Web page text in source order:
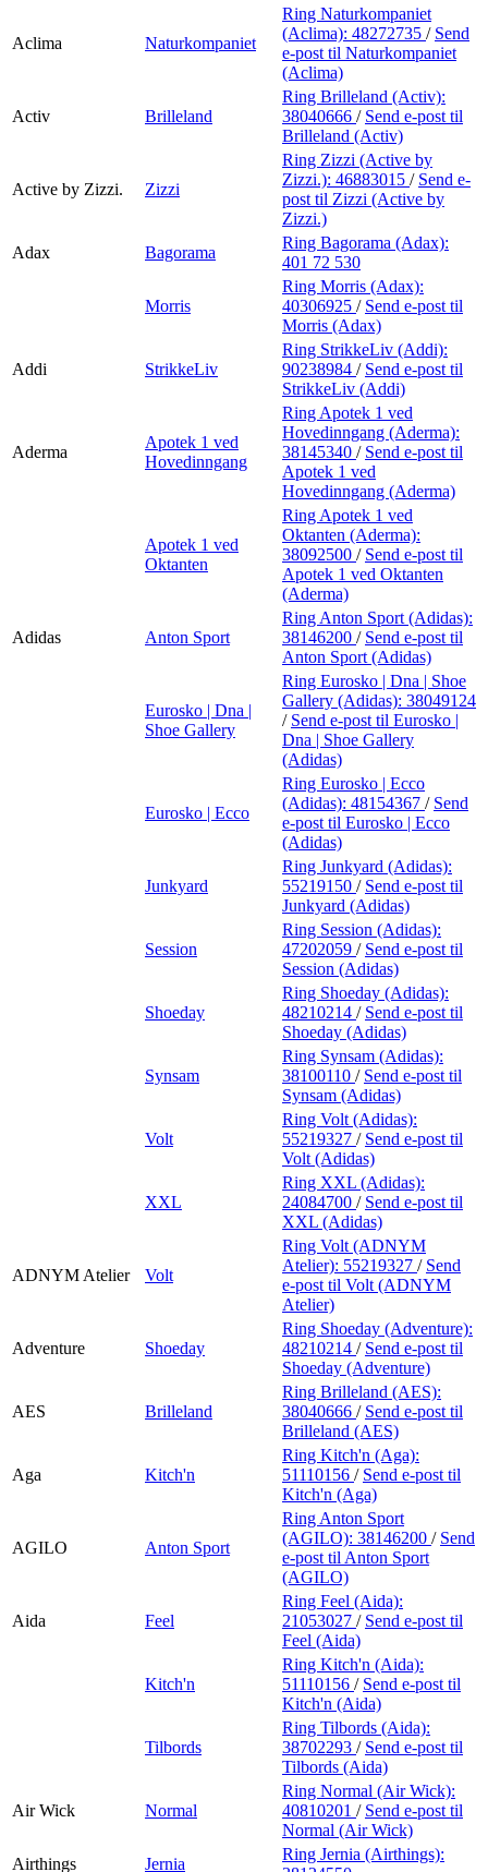
Aclima Naturkompaniet
Ring Naturkompaniet
(Aclima): 48272735 / Send
e-post til Naturkompaniet
(Aclima)
Activ Brilleland
Ring Brilleland (Activ):
38040666 / Send e-post til
Brilleland (Activ)
Active by Zizzi. Zizzi
Ring Zizzi (Active by
Zizzi.): 46883015 / Send e-
post til Zizzi (Active by
Zizzi.)
Adax
Bagorama
Ring Bagorama (Adax):
401 72 530
Morris
Ring Morris (Adax):
40306925 / Send e-post til
Morris (Adax)
Addi StrikkeLiv
Ring StrikkeLiv (Addi):
90238984 / Send e-post til
StrikkeLiv (Addi)
Aderma
Apotek 1 ved
Hovedinngang
Ring Apotek 1 ved
Hovedinngang (Aderma):
38145340 / Send e-post til
Apotek 1 ved
Hovedinngang (Aderma)
Apotek 1 ved
Oktanten
Ring Apotek 1 ved
Oktanten (Aderma):
38092500 / Send e-post til
Apotek 1 ved Oktanten
(Aderma)
Adidas Anton Sport
Ring Anton Sport (Adidas):
38146200 / Send e-post til
Anton Sport (Adidas)
Eurosko | Dna |
Shoe Gallery
Ring Eurosko | Dna | Shoe
Gallery (Adidas): 38049124
/ Send e-post til Eurosko |
Dna | Shoe Gallery
(Adidas)
Eurosko | Ecco
Ring Eurosko | Ecco
(Adidas): 48154367 / Send
e-post til Eurosko | Ecco
(Adidas)
Junkyard
Ring Junkyard (Adidas):
55219150 / Send e-post til
Junkyard (Adidas)
Session
Ring Session (Adidas):
47202059 / Send e-post til
Session (Adidas)
Shoeday
Ring Shoeday (Adidas):
48210214 / Send e-post til
Shoeday (Adidas)
Synsam
Ring Synsam (Adidas):
38100110 / Send e-post til
Synsam (Adidas)
Volt
Ring Volt (Adidas):
55219327 / Send e-post til
Volt (Adidas)
XXL
Ring XXL (Adidas):
24084700 / Send e-post til
XXL (Adidas)
ADNYM Atelier Volt
Ring Volt (ADNYM
Atelier): 55219327 / Send
e-post til Volt (ADNYM
Atelier)
Adventure Shoeday
Ring Shoeday (Adventure):
48210214 / Send e-post til
Shoeday (Adventure)
AES Brilleland
Ring Brilleland (AES):
38040666 / Send e-post til
Brilleland (AES)
Aga Kitch'n
Ring Kitch'n (Aga):
51110156 / Send e-post til
Kitch'n (Aga)
AGILO Anton Sport
Ring Anton Sport
(AGILO): 38146200 / Send
e-post til Anton Sport
(AGILO)
Aida Feel
Ring Feel (Aida):
21053027 / Send e-post til
Feel (Aida)
Kitch'n
Ring Kitch'n (Aida):
51110156 / Send e-post til
Kitch'n (Aida)
Tilbords
Ring Tilbords (Aida):
38702293 / Send e-post til
Tilbords (Aida)
Air Wick Normal
Ring Normal (Air Wick):
40810201 / Send e-post til
Normal (Air Wick)
Airthings
Jernia
Ring Jernia (Airthings):